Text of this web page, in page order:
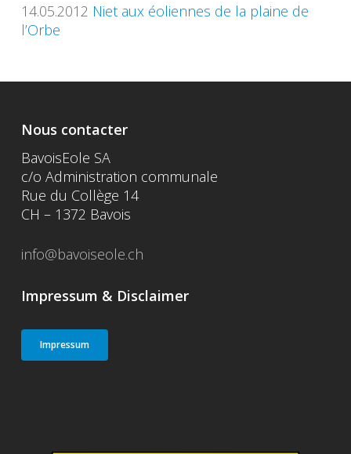
14.05.2012 Niet aux éoliennes de la plaine de
l’Orbe
Nous contacter
BavoisEole SA
c/o Administration communale
Rue du Collège 14
CH – 1372 Bavois
info@bavoiseole.ch
Impressum & Disclaimer
Impressum